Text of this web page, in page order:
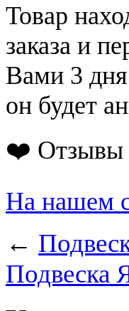
Товар
заказа и
Вами 3
он будет
❤️ Отзывы
На нашем
←
Подвеска